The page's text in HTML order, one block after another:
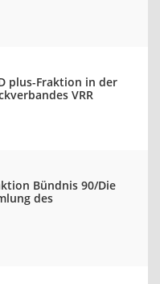
plus-Fraktion in der
VRR
Bündnis 90/Die
des